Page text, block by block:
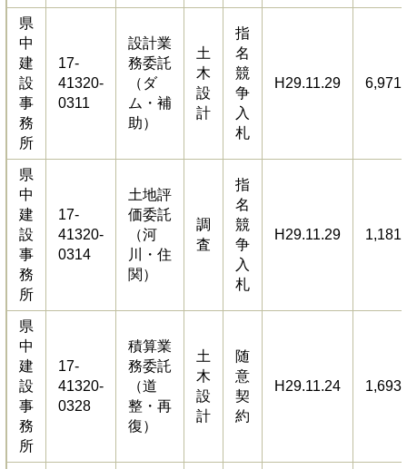
県
中
建
設
事
務
所
17-
41320-
0311
設計業
務委託
（ダ
ム・補
助）
土
木
設
計
指
名
競
争
入
札
H29.11.29
県
中
建
設
事
務
所
17-
41320-
0314
土地評
価委託
（河
川・住
関）
調
査
指
名
競
争
入
札
H29.11.29
県
中
建
設
事
務
所
17-
41320-
0328
積算業
務委託
（道
整・再
復）
土
木
設
計
随
意
契
約
H29.11.24